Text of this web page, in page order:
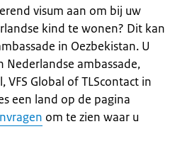
visum aan om bij uw
kind te wonen? Dit kan
in Oezbekistan. U
Nederlandse ambassade,
VFS Global of TLScontact in
een land op de pagina
om te zien waar u